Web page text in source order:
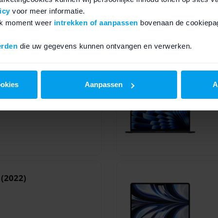
voor meer informatie.
moment weer intrekken of aanpassen bovenaan de
die uw gegevens kunnen ontvangen en verwerken.
Aanpassen